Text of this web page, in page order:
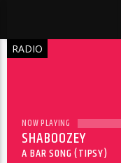
RADIO
NOW PLAYING
SHABOOZEY
A BAR SONG (TIPSY)